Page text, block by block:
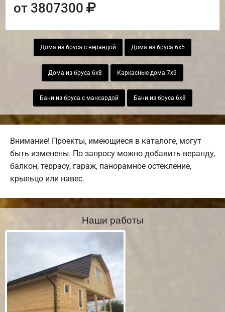
от 3807300
Дома из бруса с верандой Дома из бруса 6х5
Дома из бруса 6х8 Каркасные дома 7х9
Бани из бруса с мансардой Бани из бруса 6х8
Внимание! Проекты, имеющиеся в каталоге, могут
быть изменены. По запросу можно добавить веранду,
балкон, террасу, гараж, панорамное остекление,
крыльцо или навес.
Наши работы